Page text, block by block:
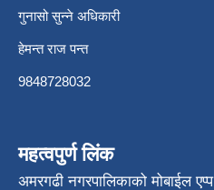
गुनासो सुन्ने अधिकारी
हेमन्त राज पन्त
9848728032
महत्वपुर्ण लिंक
अमरगढी नगरपालिकाको मोबाईल एप्प